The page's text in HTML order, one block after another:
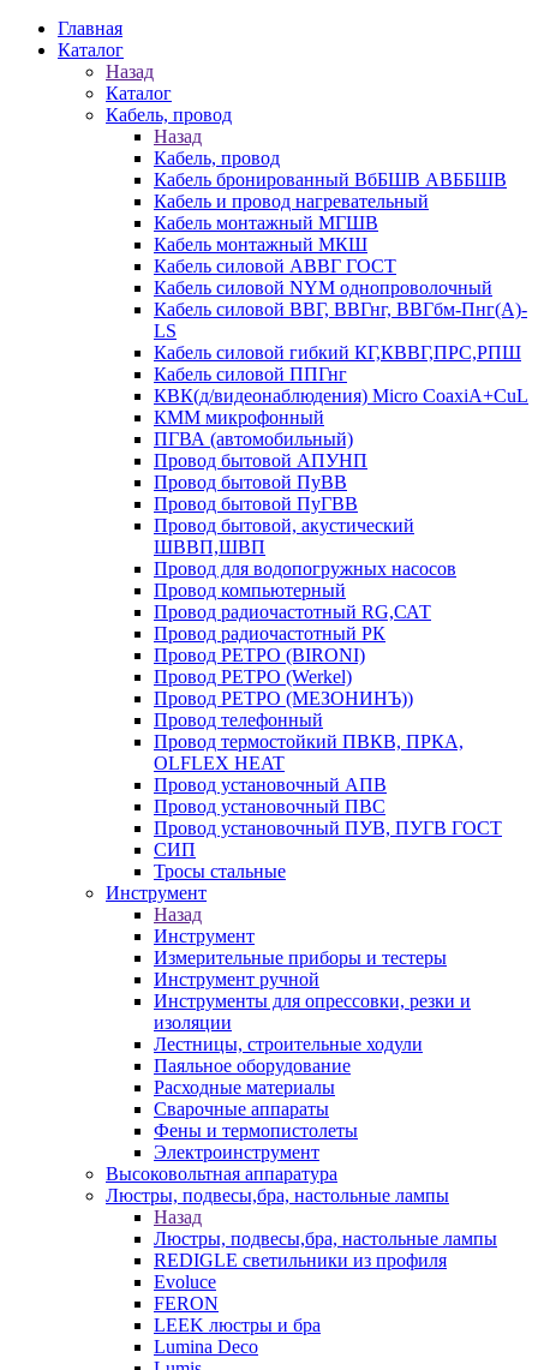
Главная
Каталог
Назад
Каталог
Кабель, провод
Назад
Кабель, провод
Кабель бронированный ВбБШВ АВББШВ
Кабель и провод нагревательный
Кабель монтажный МГШВ
Кабель монтажный МКШ
Кабель силовой АВВГ ГОСТ
Кабель силовой NYM однопроволочный
Кабель силовой ВВГ, ВВГнг, ВВГбм-Пнг(А)-
LS
Кабель силовой гибкий КГ,КВВГ,ПРС,РПШ
Кабель силовой ППГнг
КВК(д/видеонаблюдения) Micro CoaxiA+CuL
КММ микрофонный
ПГВА (автомобильный)
Провод бытовой АПУНП
Провод бытовой ПуВВ
Провод бытовой ПуГВВ
Провод бытовой, акустический
ШВВП,ШВП
Провод для водопогружных насосов
Провод компьютерный
Провод радиочастотный RG,САТ
Провод радиочастотный РК
Провод РЕТРО (BIRONI)
Провод РЕТРО (Werkel)
Провод РЕТРО (МЕЗОНИНЪ))
Провод телефонный
Провод термостойкий ПВКВ, ПРКА,
OLFLEX HEAT
Провод установочный АПВ
Провод установочный ПВС
Провод установочный ПУВ, ПУГВ ГОСТ
СИП
Тросы стальные
Инструмент
Назад
Инструмент
Измерительные приборы и тестеры
Инструмент ручной
Инструменты для опрессовки, резки и
изоляции
Лестницы, строительные ходули
Паяльное оборудование
Расходные материалы
Сварочные аппараты
Фены и термопистолеты
Электроинструмент
Высоковольтная аппаратура
Люстры, подвесы,бра, настольные лампы
Назад
Люстры, подвесы,бра, настольные лампы
REDIGLE светильники из профиля
Evoluce
FERON
LEEK люстры и бра
Lumina Deco